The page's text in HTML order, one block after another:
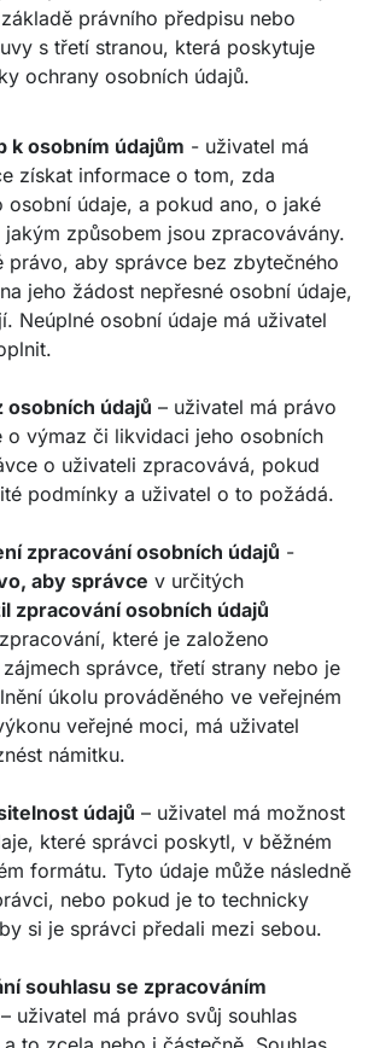
právního předpisu nebo
s třetí stranou, která poskytuje
ochrany osobních údajů.
k osobním údajům - uživatel má
získat informace o tom, zda
osobní údaje, a pokud ano, o jaké
jakým způsobem jsou zpracovávány.
právo, aby správce bez zbytečného
jeho žádost nepřesné osobní údaje,
Neúplné osobní údaje má uživatel
osobních údajů – uživatel má právo
o výmaz či likvidaci jeho osobních
o uživateli zpracovává, pokud
podmínky a uživatel o to požádá.
zpracování osobních údajů -
aby správce v určitých
zpracování osobních údajů
které je založeno
správce, třetí strany nebo je
úkolu prováděného ve veřejném
veřejné moci, má uživatel
námitku.
údajů – uživatel má možnost
které správci poskytl, v běžném
formátu. Tyto údaje může následně
nebo pokud je to technicky
si je správci předali mezi sebou.
souhlasu se zpracováním
– uživatel má právo svůj souhlas